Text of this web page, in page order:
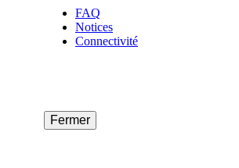
FAQ
Notices
Connectivité
Fermer